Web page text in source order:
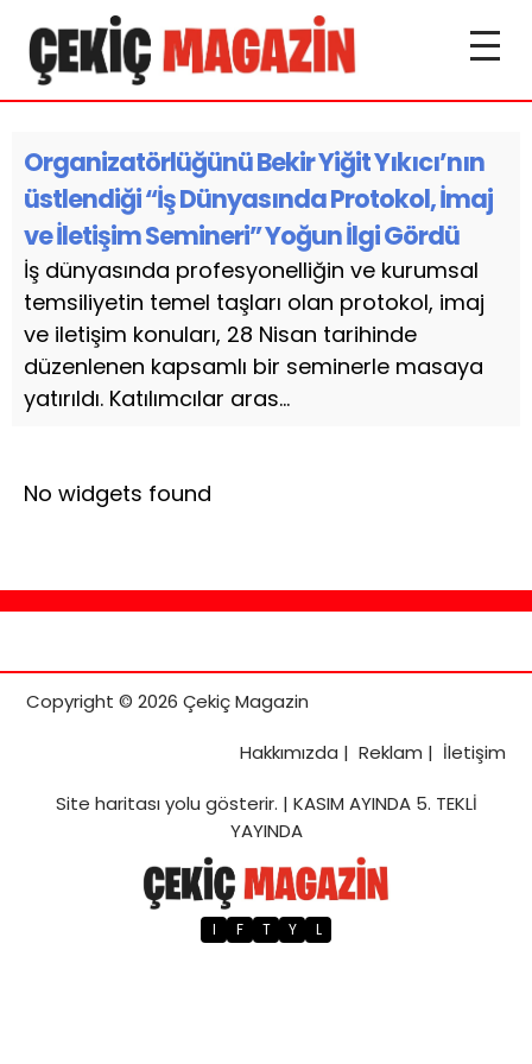
Organizatörlüğünü Bekir Yiğit Yıkıcı’nın
üstlendiği “İş Dünyasında Protokol, İmaj
ve İletişim Semineri” Yoğun İlgi Gördü
İş dünyasında profesyonelliğin ve kurumsal
temsiliyetin temel taşları olan protokol, imaj
ve iletişim konuları, 28 Nisan tarihinde
düzenlenen kapsamlı bir seminerle masaya
yatırıldı. Katılımcılar aras...
No widgets found
Copyright © 2026 Çekiç Magazin
Hakkımızda | Reklam | İletişim
Site haritasıyolu gösterir. | KASIM AYINDA 5. TEKLİ
YAYINDA
I F T Y L